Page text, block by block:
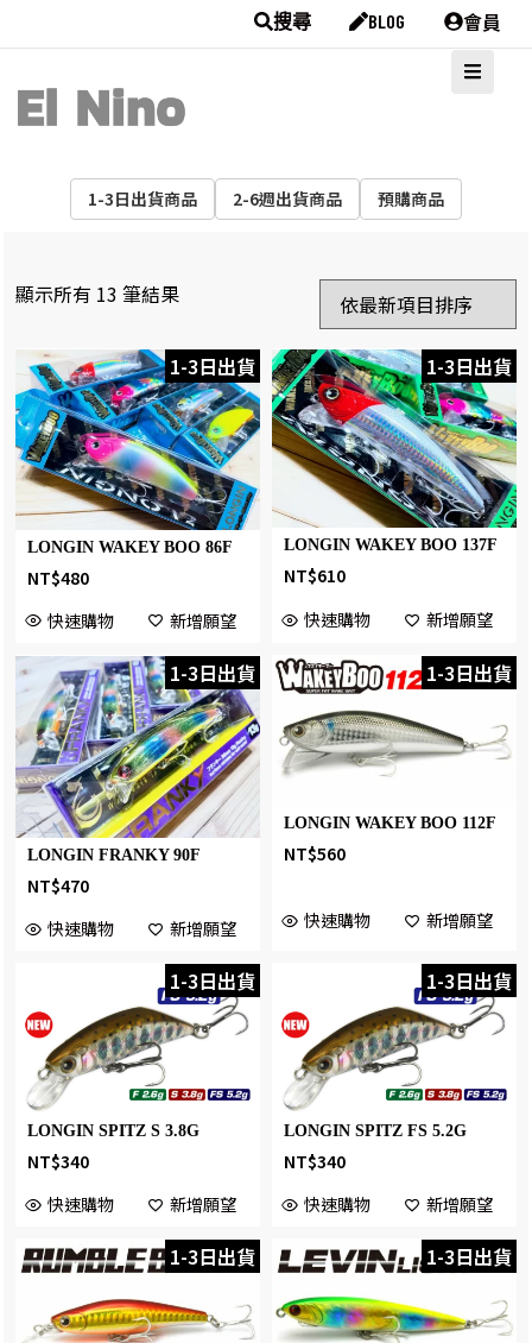
搜尋 BLOG 會員
1-3日出貨商品 2-6週出貨商品 預購商品
顯示所有 13 筆結果
1-3日出貨
LONGIN WAKEY BOO 86F
NT$480
快速購物
新增願望
1-3日出貨
LONGIN WAKEY BOO 137F
NT$610
快速購物
新增願望
1-3日出貨
LONGIN FRANKY 90F
NT$470
快速購物
新增願望
1-3日出貨
LONGIN WAKEY BOO 112F
NT$560
快速購物 新增願望
1-3日出貨
LONGIN SPITZ S 3.8G
NT$340
快速購物
新增願望
1-3日出貨
LONGIN SPITZ FS 5.2G
NT$340
快速購物
新增願望
1-3日出貨 1-3日出貨